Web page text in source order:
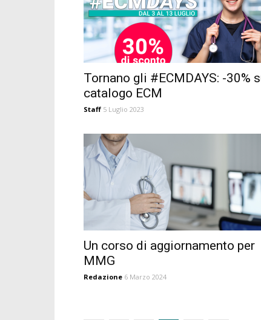
Tornano gli #ECMDAYS: -30%
catalogo ECM
Staff 5 Luglio 2023
Un corso di aggiornamento per
MMG
Redazione 6 Marzo 2024